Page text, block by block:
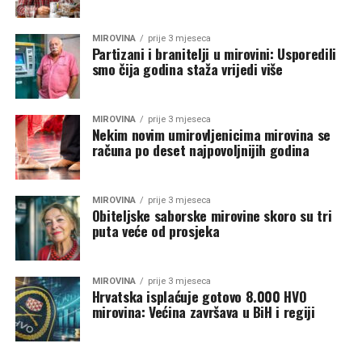
MIROVINA prije 3 mjeseca
Partizani i branitelji u mirovini: Usporedili
smo čija godina staža vrijedi više
MIROVINA prije 3 mjeseca
Nekim novim umirovljenicima mirovina se
računa po deset najpovoljnijih godina
MIROVINA prije 3 mjeseca
Obiteljske saborske mirovine skoro su tri
puta veće od prosjeka
MIROVINA prije 3 mjeseca
Hrvatska isplaćuje gotovo 8.000 HVO
mirovina: Većina završava u BiH i regiji